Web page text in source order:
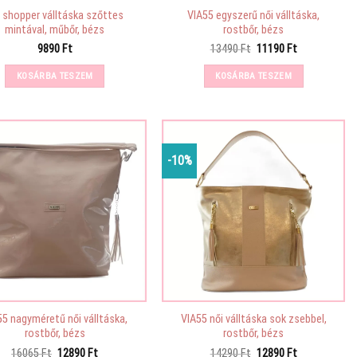
shopper válltáska szőttes
mintával, műbőr, bézs
9890 Ft
KOSÁRBA TESZEM
VIA55 egyszerű női válltáska,
rostbőr, bézs
13490Ft Original
was:
13490 Ft.
11190 FtCurrent
KOSÁRBA TESZEM
nagyméretű női válltáska,
rostbőr, bézs
16065Ft Original
12890 FtCurrent
-10%
VIA55 női válltáska sok zsebbel,
rostbőr, bézs
14290Ft Original
12890 FtCurrent